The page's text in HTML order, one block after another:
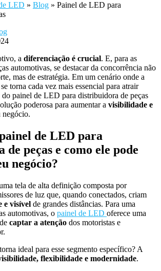
LED » Blog » Painel de LED para
a diferenciação é crucial. E, para as
automotivas, se destacar da concorrência não
mas de estratégia. Em um cenário onde a
torna cada vez mais essencial para atrair
do painel de LED para distribuidora de peças
poderosa para aumentar a visibilidade e
negócio.
de LED para
peças e como ele pode
negócio?
tela de alta definição composta por
de luz que, quando conectados, criam
e visível de grandes distâncias. Para uma
automotivas, o painel de LED oferece uma
captar a atenção dos motoristas e
ideal para esse segmento específico? A
flexibilidade e modernidade.